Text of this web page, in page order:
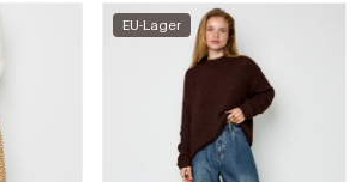
EU-Lager